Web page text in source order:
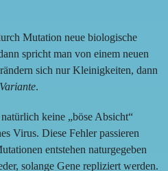
Mutation neue biologische
spricht man von einem neuen
sich nur Kleinigkeiten, dann
Variante.
keine „böse Absicht“
Virus. Diese Fehler passieren
entstehen naturgegeben
solange Gene repliziert werden.